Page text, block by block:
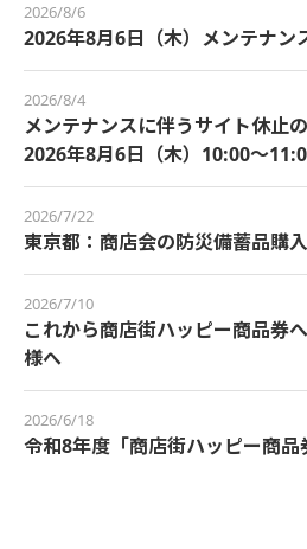
2026/8/6
2026年8月6日（木）メンテナン
2026/8/4
メンテナンスに伴うサイト休止
2026年8月6日（木）10:00～
2026/7/22
東京都：商店会の防災備蓄品購
2026/7/10
これから商店街ハッピー商品券
様へ
2026/6/18
令和8年度「商店街ハッピー商品